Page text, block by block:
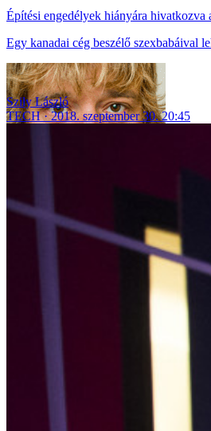
Építési engedélyek hiányára
Egy kanadai cég beszélő szexbabáival
Szily László
TECH
2018. szeptember 30. 20:45